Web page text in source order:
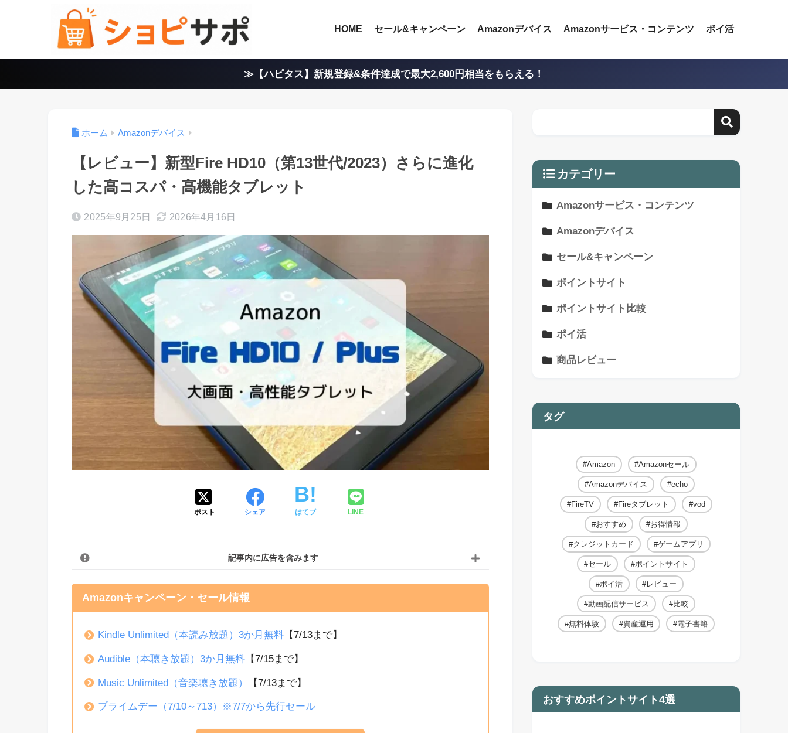
HOME セール&キャンペーン Amazonデバイス Amazonサービス・コンテンツ ポイ活
≫【ハピタス】新規登録&条件達成で最大2,600円相当をもらえる！
ホーム Amazonデバイス
【レビュー】新型Fire HD10（第13世代/2023）さらに進化
した高コスパ・高機能タブレット
2025年9月25日 2026年4月16日
ポスト シェア はてブ LINE
記事内に広告を含みます
Amazonキャンペーン・セール情報
Kindle Unlimited（本読み放題）3か月無料 【7/13まで】
Audible（本聴き放題）3か月無料 【7/15まで】
Music Unlimited（音楽聴き放題） 【7/13まで】
プライムデー（7/10～713）※7/7から先行セール
カテゴリー
Amazonサービス・コンテンツ
Amazonデバイス
セール&キャンペーン
ポイントサイト
ポイントサイト比較
ポイ活
商品レビュー
タグ
Amazon Amazonセール
Amazonデバイス echo
FireTV Fireタブレット vod
おすすめ お得情報
クレジットカード ゲームアプリ
セール ポイントサイト
ポイ活 レビュー
動画配信サービス 比較
無料体験 資産運用 電子書籍
おすすめポイントサイト4選